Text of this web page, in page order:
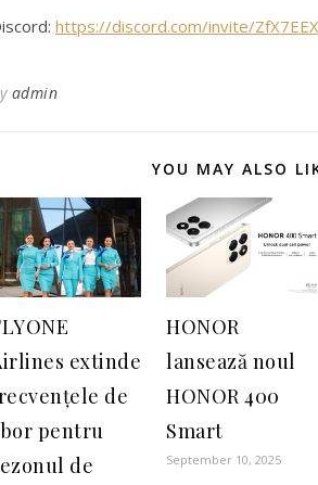
https://discord.com/invite/
admin
YOU MAY ALSO
extinde
de
pentru
de
HONOR
lansează noul
HONOR 400
Smart
September 10, 2025